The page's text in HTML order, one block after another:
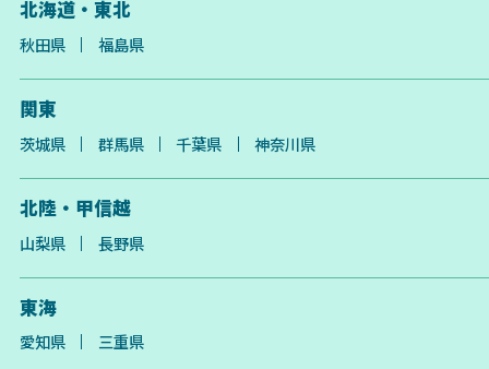
北海道・東北
秋田県 福島県
関東
茨城県 群馬県 千葉県 神奈川県
北陸・甲信越
山梨県 長野県
東海
愛知県 三重県